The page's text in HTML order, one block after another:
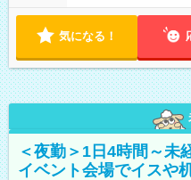
気になる！
＜夜勤＞1日4時間～未
イベント会場でイスや